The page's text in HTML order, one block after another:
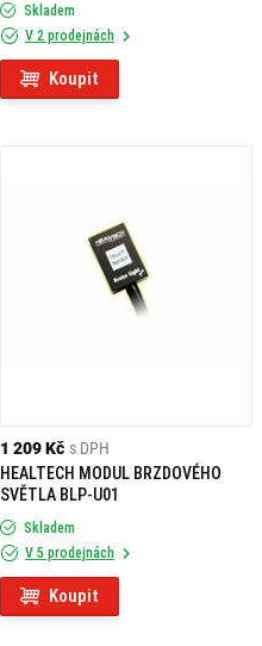
Skladem
V 2 prodejnách
Koupit
1 209 Kč s DPH
HEALTECH MODUL BRZDOVÉHO
SVĚTLA BLP-U01
Skladem
V 5 prodejnách
Koupit